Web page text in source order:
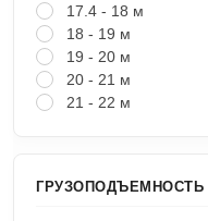
17.4 - 18 м
18 - 19 м
19 - 20 м
20 - 21 м
21 - 22 м
ГРУЗОПОДЪЕМНОСТЬ